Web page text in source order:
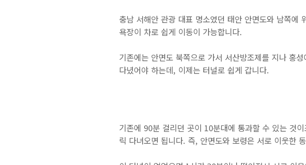
충남 서해안 관광 대표 명소였던 태안 안면도와 남쪽에
욕장이 차로 쉽게 이동이 가능합니다.
기존에는 안면도 북쪽으로 가서 서산방조제를 지나 홍
다녔어야 하는데, 이제는 터널로 쉽게 갑니다.
기존에 90분 걸리던 곳이 10분대에 통과할 수 있는 것
릭 다녀오면 됩니다. 즉, 안면도와 보령은 서로 이웃한